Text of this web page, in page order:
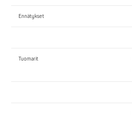
Ennätykset
Tuomarit